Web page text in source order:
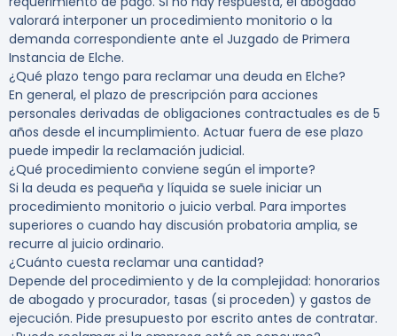
valorará interponer un procedimiento monitorio o la
demanda correspondiente ante el Juzgado de Primera
Instancia de Elche.
¿Qué plazo tengo para reclamar una deuda en Elche?
En general, el plazo de prescripción para acciones
personales derivadas de obligaciones contractuales es de 5
años desde el incumplimiento. Actuar fuera de ese plazo
puede impedir la reclamación judicial.
¿Qué procedimiento conviene según el importe?
Si la deuda es pequeña y líquida se suele iniciar un
procedimiento monitorio o juicio verbal. Para importes
superiores o cuando hay discusión probatoria amplia, se
recurre al juicio ordinario.
¿Cuánto cuesta reclamar una cantidad?
Depende del procedimiento y de la complejidad: honorarios
de abogado y procurador, tasas (si proceden) y gastos de
ejecución. Pide presupuesto por escrito antes de contratar.